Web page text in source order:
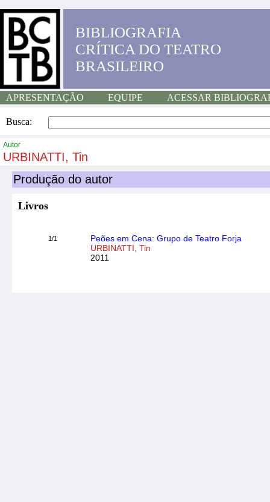
BIBLIOGRAFIA
CRÍTICA DO TEATRO
BRASILEIRO
APRESENTAÇÃO EQUIPE ACESSAR
Busca:
Autor
URBINATTI, Tin
Produção do autor
Livros
1/1
Peões em Cena: Grupo de Teatro Forja
URBINATTI, Tin
2011